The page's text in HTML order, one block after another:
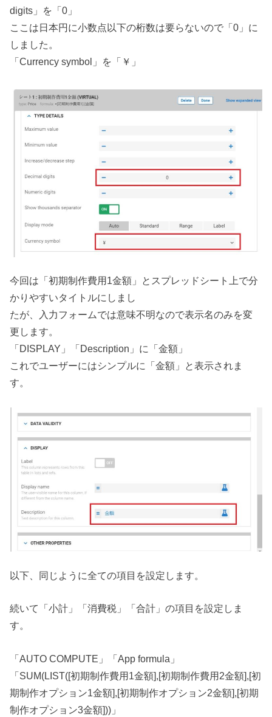
digits」を「0」
ここは日本円に小数点以下の桁数は要らないので「0」に
しました。
「Currency symbol」を「￥」
今回は「初期制作費用1金額」とスプレッドシート上で分
かりやすいタイトルにしまし
たが、入力フォームでは意味不明なので表示名のみを変
更します。
「DISPLAY」「Description」に「金額」
これでユーザーにはシンプルに「金額」と表示されま
す。
以下、同じように全ての項目を設定します。
続いて「小計」「消費税」「合計」の項目を設定しま
す。
「AUTO COMPUTE」「App formula」
「SUM(LIST([初期制作費用1金額],[初期制作費用2金額],[初
期制作オプション1金額],[初期制作オプション2金額],[初期
制作オプション3金額]))」